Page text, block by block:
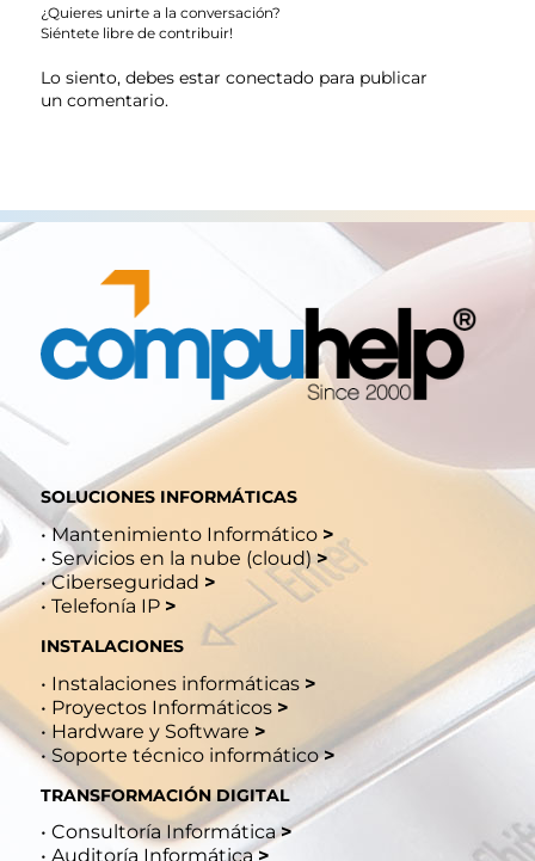
¿Quieres unirte a la conversación?
Siéntete libre de contribuir!
Lo siento, debes estar conectadopara publicar
un comentario.
SOLUCIONES INFORMÁTICAS
•Mantenimiento Informático >
• Servicios en la nube (cloud) >
•Ciberseguridad >
• Telefonía IP >
INSTALACIONES
• Instalaciones informáticas >
• Proyectos Informáticos >
•Hardware y Software >
• Soporte técnico informático >
TRANSFORMACIÓN DIGITAL
• Consultoría Informática >
• Auditoría Informática >